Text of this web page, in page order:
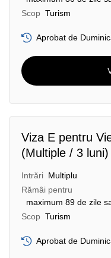
Scop Turism
Aprobat de
Viza E pentru
(Multiple / 3 luni)
Intrări Multiplu
Rămâi pentru
maximum 89 de zile
Scop Turism
Aprobat de